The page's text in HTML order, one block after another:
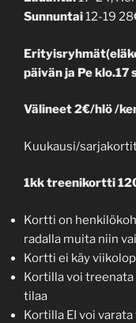
Sunnuntai12-19
päivän ja Pe
Välineet 2€/hlö /
Kuukausi/
1kk treenikortti
Kortti on
radalla muita niin
Kortti ei käy
Kortilla voi
tilaa
Kortilla EI voi